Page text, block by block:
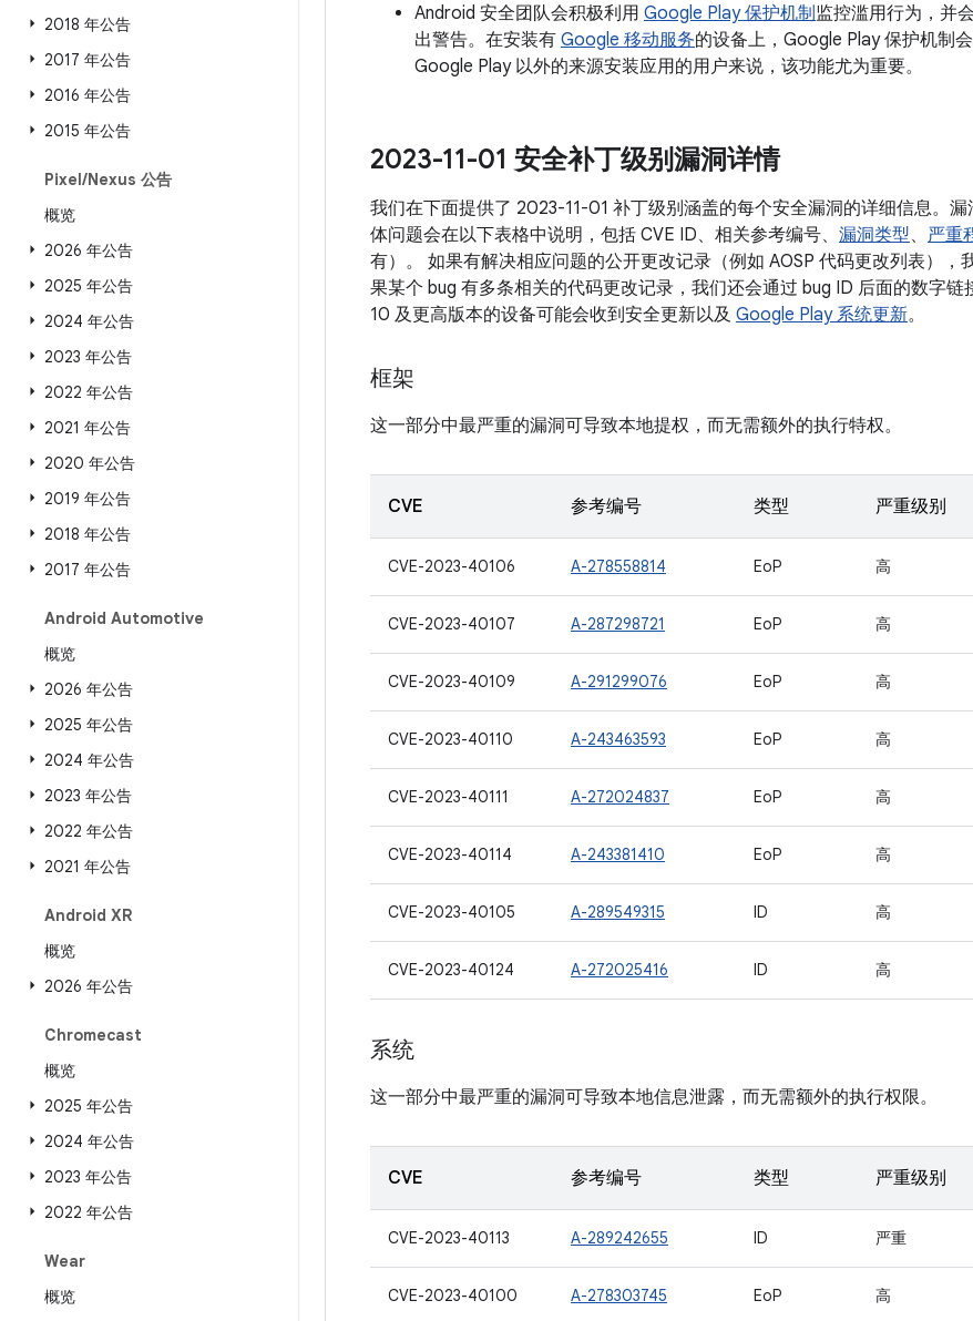
2018 年公告
2017 年公告
2016 年公告
2015 年公告
Pixel/Nexus 公告
概览
2026 年公告
2025 年公告
2024 年公告
2023 年公告
2022 年公告
2021 年公告
2020 年公告
2019 年公告
2018 年公告
2017 年公告
Android Automotive
概览
2026 年公告
2025 年公告
2024 年公告
2023 年公告
2022 年公告
2021 年公告
Android XR
概览
2026 年公告
Chromecast
概览
2025 年公告
2024 年公告
2023 年公告
2022 年公告
Wear
概览
Android 安全团队会积极利用 Google Play 保护机制监控滥用行为，并
出警告。在安装有 Google 移动服务的设备上，Google Play 保护机制
Google Play 以外的来源安装应用的用户来说，该功能尤为重要。
2023-11-01 安全补丁级别漏洞详情
我们在下面提供了 2023-11-01 补丁级别涵盖的每个安全漏洞的详细信息。
体问题会在以下表格中说明，包括 CVE ID、相关参考编号、 漏洞类型、 严重
有）。 如果有解决相应问题的公开更改记录（例如 AOSP 代码更改列表），
果某个 bug 有多条相关的代码更改记录，我们还会通过 bug ID 后面的数字
10 及更高版本的设备可能会收到安全更新以及 Google Play 系统更新。
框架
这一部分中最严重的漏洞可导致本地提权，而无需额外的执行特权。
CVE 参考编号 类型 严重级别
CVE-2023-40106 A-278558814 EoP 高
CVE-2023-40107 A-287298721 EoP 高
CVE-2023-40109 A-291299076 EoP 高
CVE-2023-40110 A-243463593 EoP 高
CVE-2023-40111 A-272024837 EoP 高
CVE-2023-40114 A-243381410 EoP 高
CVE-2023-40105 A-289549315 ID 高
CVE-2023-40124 A-272025416 ID 高
系统
这一部分中最严重的漏洞可导致本地信息泄露，而无需额外的执行权限。
CVE 参考编号 类型 严重级别
CVE-2023-40113 A-289242655 ID 严重
CVE-2023-40100 A-278303745 EoP 高